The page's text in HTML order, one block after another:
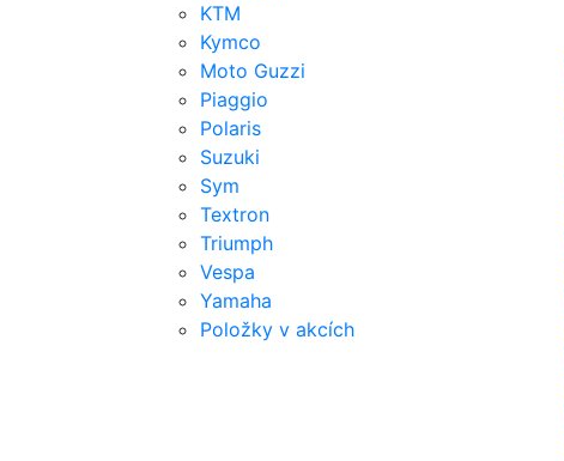
KTM
Kymco
Moto Guzzi
Piaggio
Polaris
Suzuki
Sym
Textron
Triumph
Vespa
Yamaha
Položky v akcích